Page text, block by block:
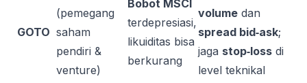
GOTO
(pemegang
saham
pendiri &
venture)
Bobot MSCI
terdepresiasi,
likuiditas bisa
berkurang
volume dan
spread bid‑ask;
jaga stop‑loss di
level teknikal